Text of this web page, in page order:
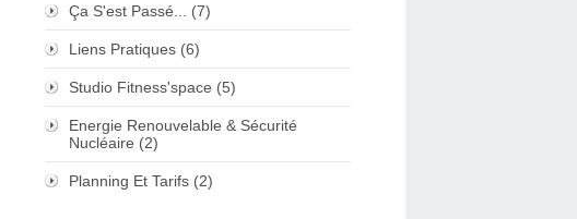
Ça S'est Passé... (7)
Liens Pratiques (6)
Studio Fitness'space (5)
Energie Renouvelable & Sécurité
Nucléaire (2)
Planning Et Tarifs (2)